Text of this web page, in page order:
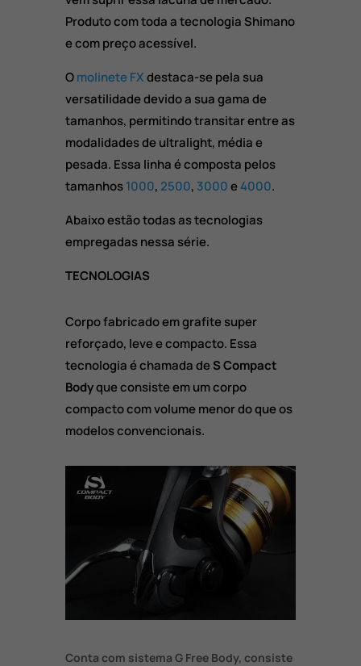
Produto com toda a tecnologia Shimano
e com preço acessível.
Omolinete FXdestaca-se pela sua
versatilidade devido a sua gama de
tamanhos, permitindo transitar entre as
modalidades de ultralight, média e
pesada. Essa linha é composta pelos
tamanhos1000, 2500, 3000e4000.
Abaixo estão todas as tecnologias
empregadas nessa série.
TECNOLOGIAS
Corpo fabricado em grafite super
reforçado, leve e compacto. Essa
tecnologia é chamada deS Compact
Bodyque consiste em um corpo
compacto com volume menor do que os
modelos convencionais.
Conta com sistema G Free Body, consiste